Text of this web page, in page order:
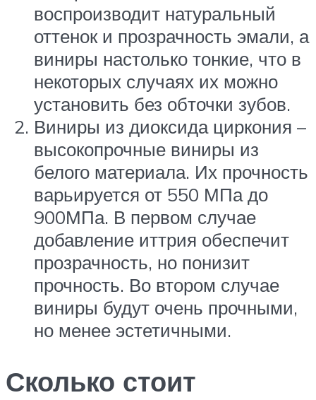
воспроизводит натуральный
оттенок и прозрачность эмали, а
виниры настолько тонкие, что в
некоторых случаях их можно
установить без обточки зубов.
Виниры из диоксида циркония –
высокопрочные виниры из
белого материала. Их прочность
варьируется от 550 МПа до
900МПа. В первом случае
добавление иттрия обеспечит
прозрачность, но понизит
прочность. Во втором случае
виниры будут очень прочными,
но менее эстетичными.
Сколько стоит